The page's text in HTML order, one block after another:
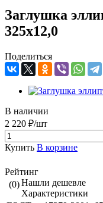
Заглушка
325х12,0
Поделиться
В наличии
2 220 ₽/шт
Купить В корзине
Рейтинг
(0)Нашли дешевле
Характеристики